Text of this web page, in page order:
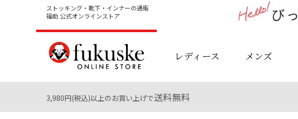
ストッキング・靴下・インナーの通販
福助 公式オンラインストア
レディース メンズ
3,980円(税込)以上のお買い上げで送料無料